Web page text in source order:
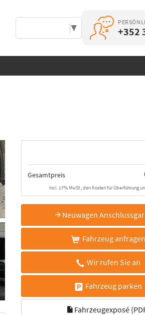
▼ +352
Gesamtpreis
incl. 17% MwSt., den Kosten für Überführung
Neuwagen
Fahrzeug anfragen
Wir rufen Sie an
Fahrzeug parken
Fahrzeugexposé